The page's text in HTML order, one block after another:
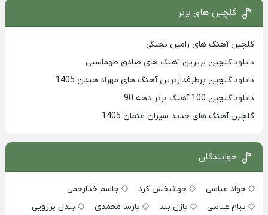
گلچین های برتر
گلچین آهنگ های رامین تجنگی
دانلود گلچین برترین آهنگ های صادق طهماسبی
دانلود گلچین پرطرفدارترین آهنگ های مهراد هیدن 1405
دانلود گلچین 100 آهنگ برتر دهه 90
گلچین آهنگ های جدید سیران عثمان 1405
خوانندگان
جواد عباسی جهانبخش کرد
جاسم خدارحمی
پیام عباسی
پازل بند پارسا محمدی
بیدل برزویی